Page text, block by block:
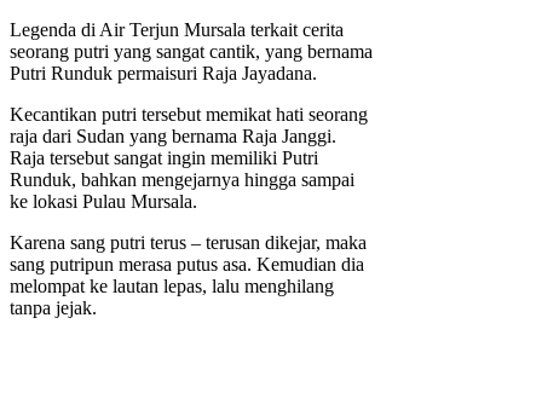
Legenda di Air Terjun Mursala terkait cerita
seorang putri yang sangat cantik, yang bernama
Putri Runduk permaisuri Raja Jayadana.
Kecantikan putri tersebut memikat hati seorang
raja dari Sudan yang bernama Raja Janggi.
Raja tersebut sangat ingin memiliki Putri
Runduk, bahkan mengejarnya hingga sampai
ke lokasi Pulau Mursala.
Karena sang putri terus – terusan dikejar, maka
sang putripun merasa putus asa. Kemudian dia
melompat ke lautan lepas, lalu menghilang
tanpa jejak.